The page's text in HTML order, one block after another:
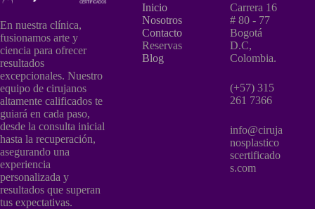
En nuestra clínica,
fusionamos arte y
ciencia para ofrecer
resultados
excepcionales. Nuestro
equipo de cirujanos
altamente calificados te
guiará en cada paso,
desde la consulta inicial
hasta la recuperación,
asegurando una
experiencia
personalizada y
resultados que superan
tus expectativas.
Inicio
Nosotros
Contacto
Reservas
Blog
Carrera 16
# 80 - 77
Bogotá
D.C,
Colombia.
(+57) 315
261 7366
info@ciruja
nosplastico
scertificado
s.com